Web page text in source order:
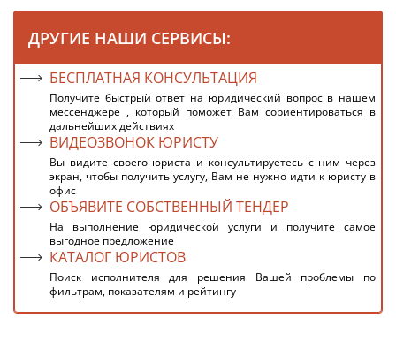
ДРУГИЕ НАШИ СЕРВИСЫ:
БЕСПЛАТНАЯ КОНСУЛЬТАЦИЯ
Получите быстрый ответ на юридический вопрос в нашем
мессенджере , который поможет Вам сориентироваться в
дальнейших действиях
ВИДЕОЗВОНОК ЮРИСТУ
Вы видите своего юриста и консультируетесь с ним через
экран, чтобы получить услугу, Вам не нужно идти к юристу в
офис
ОБЪЯВИТЕ СОБСТВЕННЫЙ ТЕНДЕР
На выполнение юридической услуги и получите самое
выгодное предложение
КАТАЛОГ ЮРИСТОВ
Поиск исполнителя для решения Вашей проблемы по
фильтрам, показателям и рейтингу